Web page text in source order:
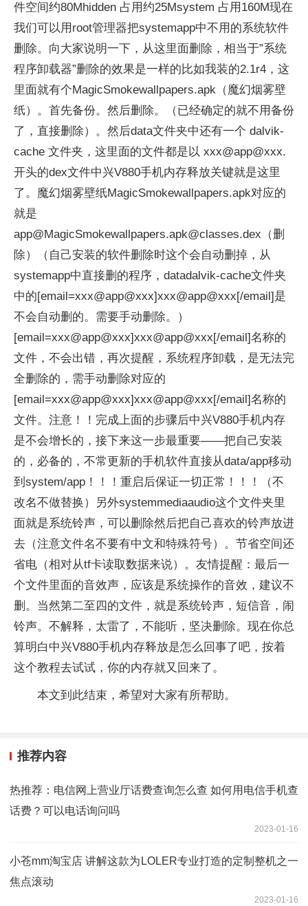
件空间约80Mhidden 占用约25Msystem 占用160M现在
我们可以用root管理器把systemapp中不用的系统软件
删除。向大家说明一下，从这里面删除，相当于”系统
程序卸载器”删除的效果是一样的比如我装的2.1r4，这
里面就有个MagicSmokewallpapers.apk（魔幻烟雾壁
纸）。首先备份。然后删除。（已经确定的就不用备份
了，直接删除）。然后data文件夹中还有一个 dalvik-
cache 文件夹，这里面的文件都是以 xxx@app@xxx.
开头的dex文件中兴V880手机内存释放关键就是这里
了。魔幻烟雾壁纸MagicSmokewallpapers.apk对应的
就是
app@MagicSmokewallpapers.apk@classes.dex（删
除）（自己安装的软件删除时这个会自动删掉，从
systemapp中直接删的程序，datadalvik-cache文件夹
中的[email=xxx@app@xxx]xxx@app@xxx[/email]是
不会自动删的。需要手动删除。）
[email=xxx@app@xxx]xxx@app@xxx[/email]名称的
文件，不会出错，再次提醒，系统程序卸载，是无法完
全删除的，需手动删除对应的
[email=xxx@app@xxx]xxx@app@xxx[/email]名称的
文件。注意！！完成上面的步骤后中兴V880手机内存
是不会增长的，接下来这一步最重要——把自己安装
的，必备的，不常更新的手机软件直接从data/app移动
到system/app！！！重启后保证一切正常！！！（不
改名不做替换）另外systemmediaaudio这个文件夹里
面就是系统铃声，可以删除然后把自己喜欢的铃声放进
去（注意文件名不要有中文和特殊符号）。节省空间还
省电（相对从tf卡读取数据来说）。友情提醒：最后一
个文件里面的音效声，应该是系统操作的音效，建议不
删。当然第二至四的文件，就是系统铃声，短信音，闹
铃声。不解释，太雷了，不能听，坚决删除。现在你总
算明白中兴V880手机内存释放是怎么回事了吧，按着
这个教程去试试，你的内存就又回来了。
本文到此结束，希望对大家有所帮助。
推荐内容
热推荐：电信网上营业厅话费查询怎么查 如何用电信手机查
话费？可以电话询问吗
2023-01-16
小苍mm淘宝店 讲解这款为LOLER专业打造的定制整机之一
焦点滚动
2023-01-16